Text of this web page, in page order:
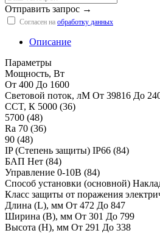
Отправить запрос →
Согласен на обработку данных
Описание
Параметры
Мощность, Вт
От 400 До 1600
Световой поток, лМ От 39816 До
CCT, К 5000 (36)
5700 (48)
Ra 70 (36)
90 (48)
IP (Степень защиты) IP66 (84)
БАП Нет (84)
Управление 0-10В (84)
Способ установки (основной)
Класс защиты от поражения
Длина (L), мм От 472 До 847
Ширина (B), мм От 301 До 799
Высота (H), мм От 291 До 338